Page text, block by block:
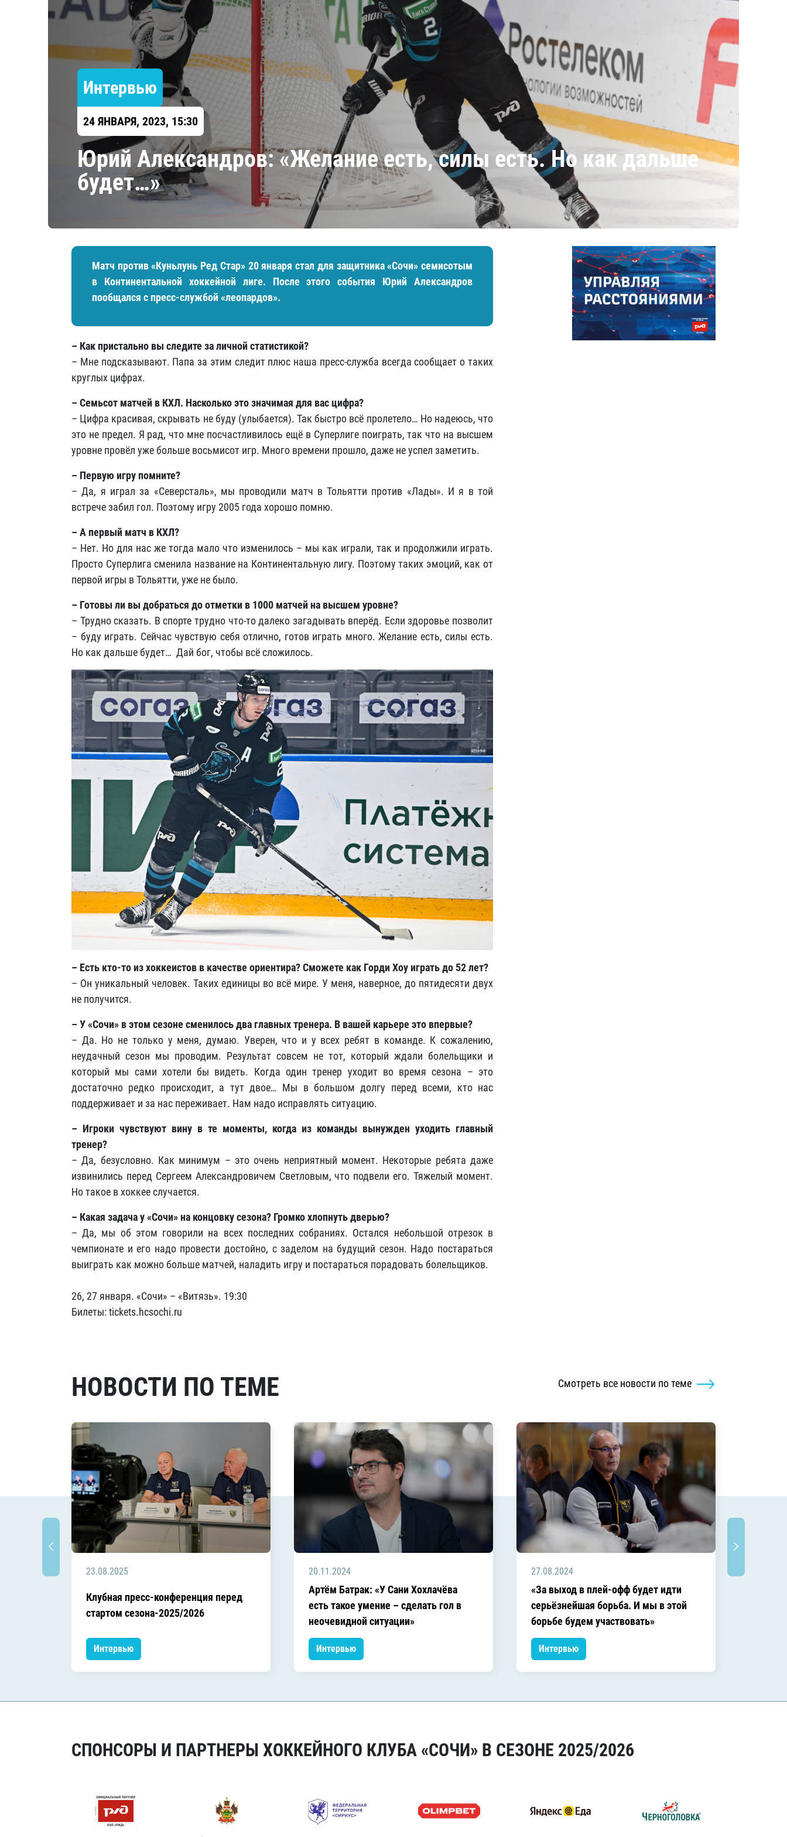
Локомотив
Северсталь
Шанхайские Драконы
Амур
Барыс
Салават Юлаев
Сибирь
Интервью
24 ЯНВАРЯ, 2023, 15:30
Юрий Александров: «Желание есть, силы есть. Но как дальше
будет…»
Матч против «Куньлунь Ред Стар» 20 января стал для защитника «Сочи» семисотым
в Континентальной хоккейной лиге. После этого события Юрий Александров
пообщался с пресс-службой «леопардов».
– Как пристально вы следите за личной статистикой?
– Мне подсказывают. Папа за этим следит плюс наша пресс-служба всегда сообщает о таких
круглых цифрах.
– Семьсот матчей в КХЛ. Насколько это значимая для вас цифра?
– Цифра красивая, скрывать не буду (улыбается). Так быстро всё пролетело… Но надеюсь, что
это не предел. Я рад, что мне посчастливилось ещё в Суперлиге поиграть, так что на высшем
уровне провёл уже больше восьмисот игр. Много времени прошло, даже не успел заметить.
– Первую игру помните?
– Да, я играл за «Северсталь», мы проводили матч в Тольятти против «Лады». И я в той
встрече забил гол. Поэтому игру 2005 года хорошо помню.
– А первый матч в КХЛ?
– Нет. Но для нас же тогда мало что изменилось – мы как играли, так и продолжили играть.
Просто Суперлига сменила название на Континентальную лигу. Поэтому таких эмоций, как от
первой игры в Тольятти, уже не было.
– Готовы ли вы добраться до отметки в 1000 матчей на высшем уровне?
– Трудно сказать. В спорте трудно что-то далеко загадывать вперёд. Если здоровье позволит
– буду играть. Сейчас чувствую себя отлично, готов играть много. Желание есть, силы есть.
Но как дальше будет… Дай бог, чтобы всё сложилось.
– Есть кто-то из хоккеистов в качестве ориентира? Сможете как Горди Хоу играть до 52 лет?
– Он уникальный человек. Таких единицы во всё мире. У меня, наверное, до пятидесяти двух
не получится.
– У «Сочи» в этом сезоне сменилось два главных тренера. В вашей карьере это впервые?
– Да. Но не только у меня, думаю. Уверен, что и у всех ребят в команде. К сожалению,
неудачный сезон мы проводим. Результат совсем не тот, который ждали болельщики и
который мы сами хотели бы видеть. Когда один тренер уходит во время сезона – это
достаточно редко происходит, а тут двое… Мы в большом долгу перед всеми, кто нас
поддерживает и за нас переживает. Нам надо исправлять ситуацию.
– Игроки чувствуют вину в те моменты, когда из команды вынужден уходить главный
тренер?
– Да, безусловно. Как минимум – это очень неприятный момент. Некоторые ребята даже
извинились перед Сергеем Александровичем Светловым, что подвели его. Тяжелый момент.
Но такое в хоккее случается.
– Какая задача у «Сочи» на концовку сезона? Громко хлопнуть дверью?
– Да, мы об этом говорили на всех последних собраниях. Остался небольшой отрезок в
чемпионате и его надо провести достойно, с заделом на будущий сезон. Надо постараться
выиграть как можно больше матчей, наладить игру и постараться порадовать болельщиков.
26, 27 января. «Сочи» – «Витязь». 19:30
Билеты: tickets.hcsochi.ru
НОВОСТИ ПО ТЕМЕ Смотреть все новости по теме
23.08.2025
Клубная пресс-конференция перед
стартом сезона-2025/2026
Интервью
20.11.2024
Артём Батрак: «У Сани Хохлачёва
есть такое умение – сделать гол в
неочевидной ситуации»
Интервью
27.08.2024
«За выход в плей-офф будет идти
серьёзнейшая борьба. И мы в этой
борьбе будем участвовать»
Интервью
СПОНСОРЫ И ПАРТНЕРЫ ХОККЕЙНОГО КЛУБА «СОЧИ» В СЕЗОНЕ 2025/2026